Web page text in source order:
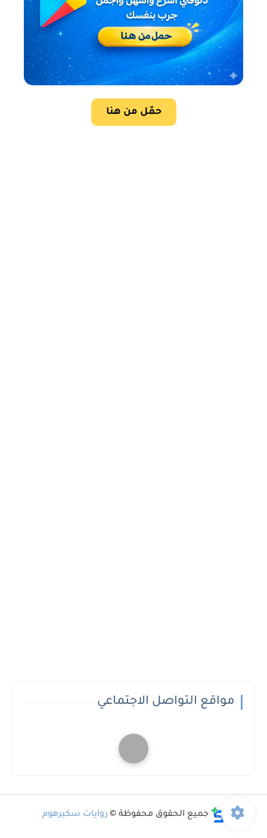
حمّل من هنا
مواقع التواصل الاجتماعي
جميع الحقوق محفوظة © روايات سكيرهوم